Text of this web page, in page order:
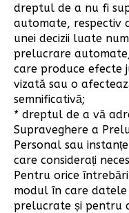
dreptul de a nu fi
automate, respectiv
unei decizii luate
prelucrare
care produce efecte
vizată sau o
semnificativă;
* dreptul de a vă
Supraveghere a
Personal sau
care considerați
Pentru orice
modul în care
prelucrate și pentru